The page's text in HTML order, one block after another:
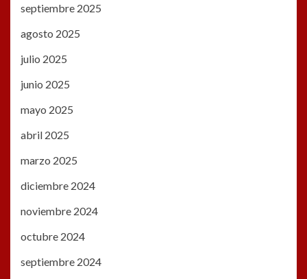
septiembre 2025
agosto 2025
julio 2025
junio 2025
mayo 2025
abril 2025
marzo 2025
diciembre 2024
noviembre 2024
octubre 2024
septiembre 2024